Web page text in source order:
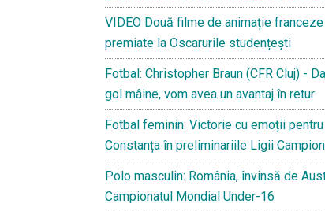
VIDEO Două filme de animație
premiate la Oscarurile studențești
Fotbal: Christopher Braun (CFR Cluj) -
gol mâine, vom avea un avantaj în retur
Fotbal feminin: Victorie cu emoții pentru
Constanța în preliminariile Ligii
Polo masculin: România, învinsă de
Campionatul Mondial Under-16